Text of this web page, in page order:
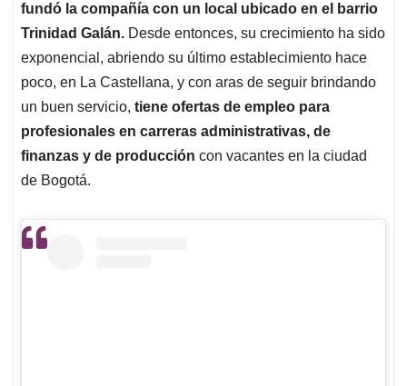
fundó la compañía con un local ubicado en el barrio
Trinidad Galán. Desde entonces, su crecimiento ha sido
exponencial, abriendo su último establecimiento hace
poco, en La Castellana, y con aras de seguir brindando
un buen servicio, tiene ofertas de empleo para
profesionales en carreras administrativas, de
finanzas y de producción con vacantes en la ciudad
de Bogotá.